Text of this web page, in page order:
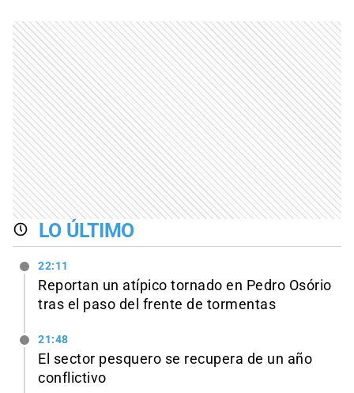
LO ÚLTIMO
22:11
Reportan un atípico tornado en Pedro Osório
tras el paso del frente de tormentas
21:48
El sector pesquero se recupera de un año
conflictivo